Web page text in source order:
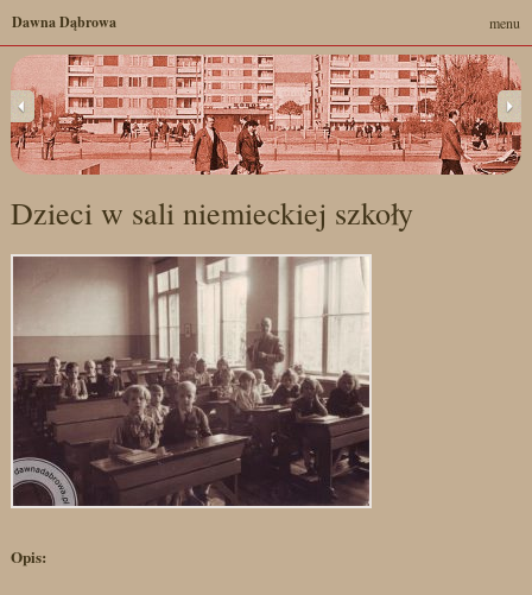
Dzieci w sali niemieckiej szkoły
Opis:
Dawna Dąbrowa menu